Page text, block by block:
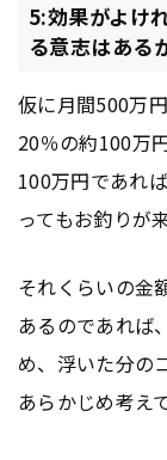
5:効果がよけ
る意志はある
仮に月間500万
20％の約100万
100万円であれ
ってもお釣りが
それくらいの金
あるのであれば
め、浮いた分の
あらかじめ考え